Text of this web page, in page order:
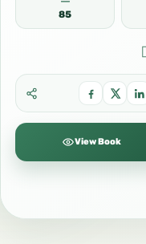
85
View Book